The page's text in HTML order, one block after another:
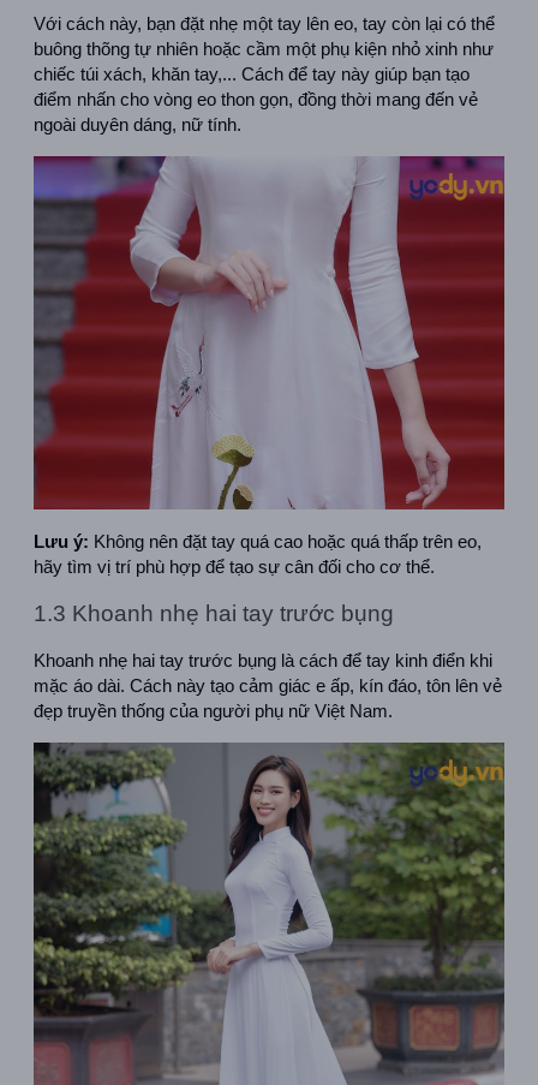
Với cách này, bạn đặt nhẹ một tay lên eo, tay còn lại có thể
buông thõng tự nhiên hoặc cầm một phụ kiện nhỏ xinh như
chiếc túi xách, khăn tay,... Cách để tay này giúp bạn tạo
điểm nhấn cho vòng eo thon gọn, đồng thời mang đến vẻ
ngoài duyên dáng, nữ tính.
Lưu ý: Không nên đặt tay quá cao hoặc quá thấp trên eo,
hãy tìm vị trí phù hợp để tạo sự cân đối cho cơ thể.
1.3 Khoanh nhẹ hai tay trước bụng
Khoanh nhẹ hai tay trước bụng là cách để tay kinh điển khi
mặc áo dài. Cách này tạo cảm giác e ấp, kín đáo, tôn lên vẻ
đẹp truyền thống của người phụ nữ Việt Nam.